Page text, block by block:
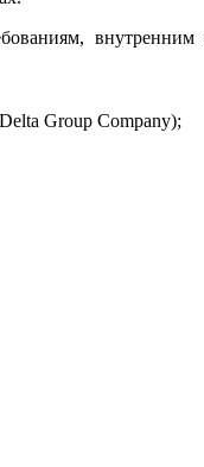
внутренним
Group Company);